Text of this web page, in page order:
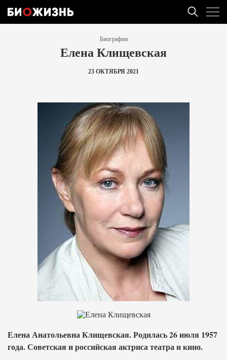
Биографии
Елена Клищевская
23 ОКТЯБРЯ 2021
Елена Анатольевна Клищевская. Родилась 26 июля 1957
года. Советская и российская актриса театра и кино.